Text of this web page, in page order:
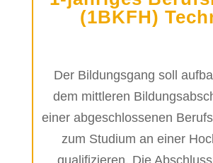
(1BKFH)
Der Bildungsgang soll
dem mittleren
einer abgeschlossenen
zum Studium an einer